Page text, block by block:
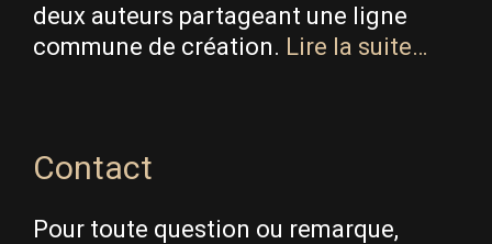
deux auteurs partageant une ligne
commune de création. Lire la suite…
Contact
Pour toute question ou remarque,